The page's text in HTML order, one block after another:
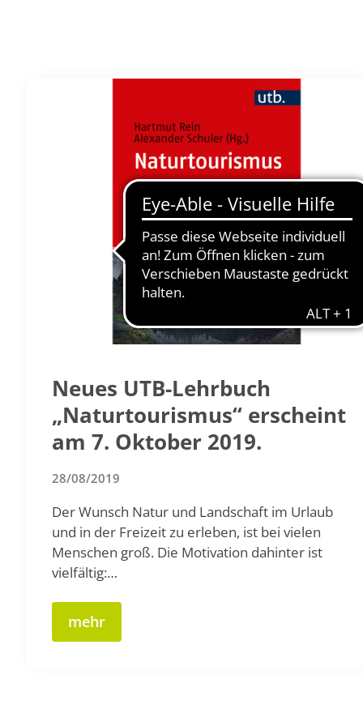
Neues UTB-Lehrbuch
„Naturtourismus“ erscheint
am 7. Oktober 2019.
28/08/2019
Der Wunsch Natur und Landschaft im Urlaub
und in der Freizeit zu erleben, ist bei vielen
Menschen groß. Die Motivation dahinter ist
vielfältig:…
mehr